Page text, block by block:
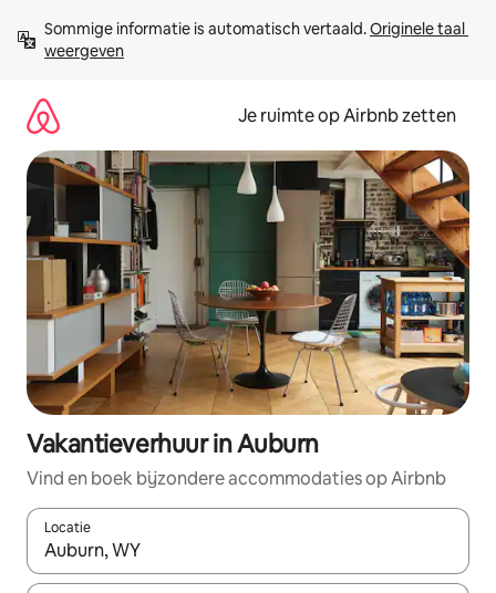
direct
naar
Sommige informatie is automatisch vertaald. Originele taal
weergeven
Je ruimte op Airbnb zetten
Vakantieverhuur in Auburn
Vind en boek bijzondere accommodaties op Airbnb
Locatie
Wanneer er suggesties beschikbaar zijn, maak je een keuze